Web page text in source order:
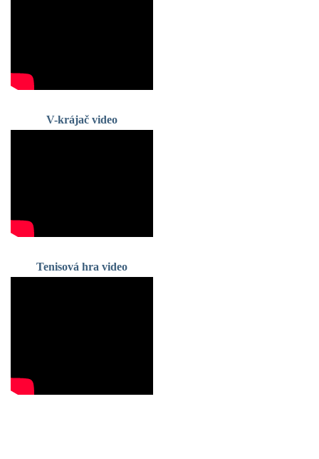
V-krájač video
Tenisová hra video